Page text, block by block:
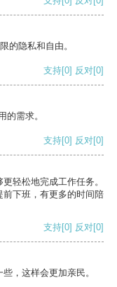
的隐私和自由。
支持[0] 反对[0]
的需求。
支持[0] 反对[0]
轻松地完成工作任务。
下班，有更多的时间陪
支持[0] 反对[0]
，这样会更加亲民。